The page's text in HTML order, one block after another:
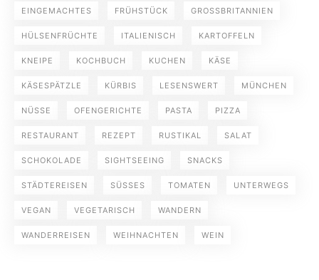
EINGEMACHTES FRÜHSTÜCK GROSSBRITANNIEN
HÜLSENFRÜCHTE ITALIENISCH KARTOFFELN
KNEIPE KOCHBUCH KUCHEN KÄSE
KÄSESPÄTZLE KÜRBIS LESENSWERT MÜNCHEN
NÜSSE OFENGERICHTE PASTA PIZZA
RESTAURANT REZEPT RUSTIKAL SALAT
SCHOKOLADE SIGHTSEEING SNACKS
STÄDTEREISEN SÜSSES TOMATEN UNTERWEGS
VEGAN VEGETARISCH WANDERN
WANDERREISEN WEIHNACHTEN WEIN